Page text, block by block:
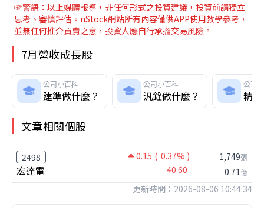
☞警語：以上媒體報導，非任何形式之投資建議，投資前請獨立
思考、審慎評估。nStock網站所有內容僅供APP使用教學參考，
並無任何推介買賣之意，投資人應自行承擔交易風險。
7月營收成長股
公司小百科
建準做什麼？
公司小百科
汎銓做什麼？
公司
精
文章相關個股
2498 0.15 ( 0.37% )
宏達電 40.60
1,749張
0.71億
更新時間：2026-08-06 10:44:34